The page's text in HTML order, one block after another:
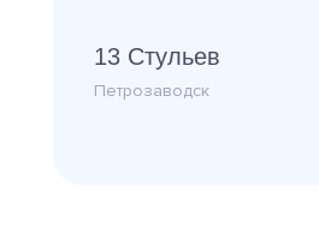
13 Стульев
Петрозаводск